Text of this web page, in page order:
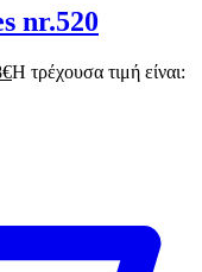
nr.520
€Η τρέχουσα τιμή είναι: